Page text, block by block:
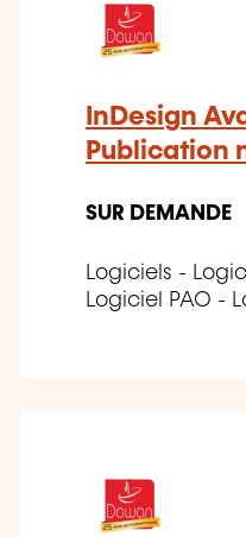
InDesign
Publication
SUR DEMANDE
Logiciels -
Logiciel PAO -